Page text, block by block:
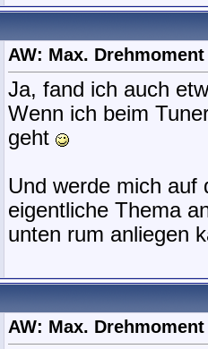
AW: Max.
Ja, fand ich auch
Wenn ich beim
geht
Und werde mich auf
eigentliche Thema
unten rum anliegen
AW: Max.